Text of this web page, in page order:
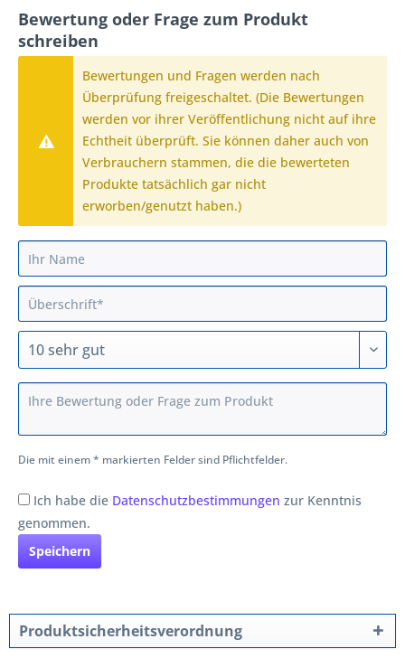
Bewertung oder Frage zum Produkt
schreiben
Bewertungen und Fragen werden nach
Überprüfung freigeschaltet. (Die Bewertungen
werden vor ihrer Veröffentlichung nicht auf ihre
Echtheit überprüft. Sie können daher auch von
Verbrauchern stammen, die die bewerteten
Produkte tatsächlich gar nicht
erworben/genutzt haben.)
Die mit einem * markierten Felder sind Pflichtfelder.
Ich habe die Datenschutzbestimmungen zur Kenntnis
genommen.
Speichern
Produktsicherheitsverordnung